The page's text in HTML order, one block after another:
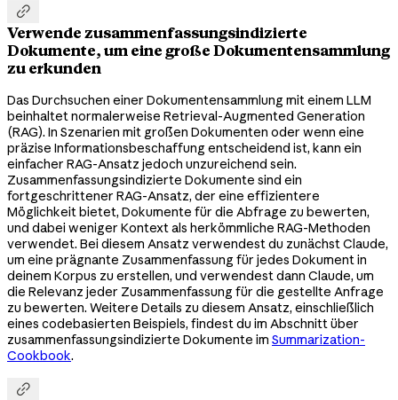

Verwende zusammenfassungsindizierte
Dokumente, um eine große Dokumentensammlung
zu erkunden
Das Durchsuchen einer Dokumentensammlung mit einem LLM
beinhaltet normalerweise Retrieval-Augmented Generation
(RAG). In Szenarien mit großen Dokumenten oder wenn eine
präzise Informationsbeschaffung entscheidend ist, kann ein
einfacher RAG-Ansatz jedoch unzureichend sein.
Zusammenfassungsindizierte Dokumente sind ein
fortgeschrittener RAG-Ansatz, der eine effizientere
Möglichkeit bietet, Dokumente für die Abfrage zu bewerten,
und dabei weniger Kontext als herkömmliche RAG-Methoden
verwendet. Bei diesem Ansatz verwendest du zunächst Claude,
um eine prägnante Zusammenfassung für jedes Dokument in
deinem Korpus zu erstellen, und verwendest dann Claude, um
die Relevanz jeder Zusammenfassung für die gestellte Anfrage
zu bewerten. Weitere Details zu diesem Ansatz, einschließlich
eines codebasierten Beispiels, findest du im Abschnitt über
zusammenfassungsindizierte Dokumente im Summarization-
Cookbook.
